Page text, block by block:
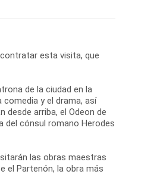
esta visita, que
de la ciudad en la
comedia y el drama, así
arriba, el Odeon de
del cónsul romano Herodes
las obras maestras
el Partenón, la obra más